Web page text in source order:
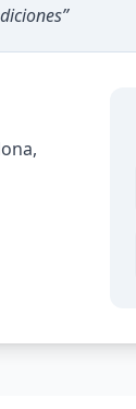
”